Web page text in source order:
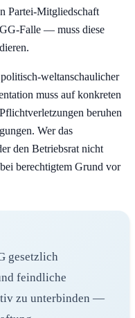
Partei-Mitgliedschaft
Falle — muss diese
weltanschaulicher
muss auf konkreten
beruhen
Wer das
den Betriebsrat nicht
berechtigtem Grund vor
gesetzlich
feindliche
zu unterbinden —